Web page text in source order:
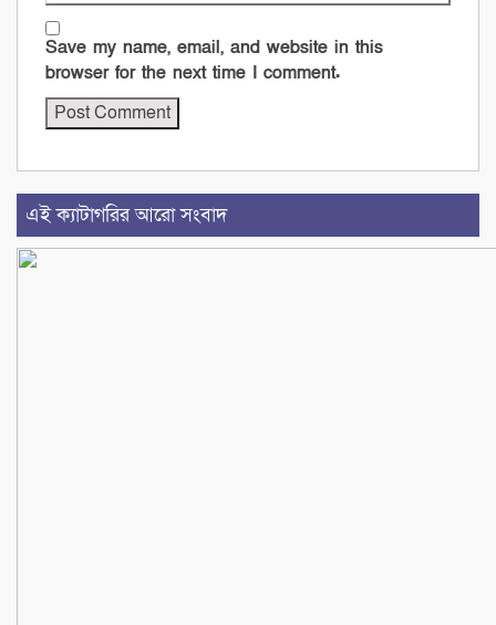
Save my name, email, and website in this
browser for the next time I comment.
এই ক্যাটাগরির আরো সংবাদ